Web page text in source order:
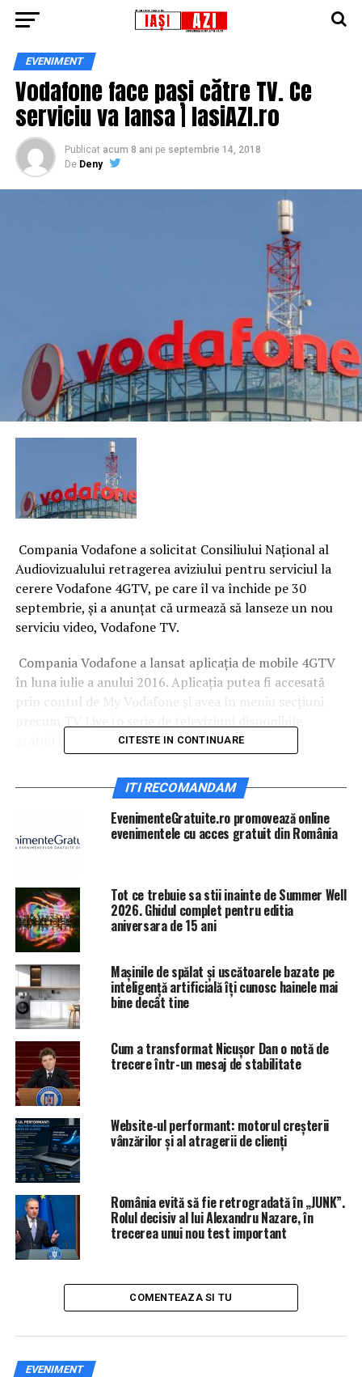
EVENIMENT
Vodafone face pași către TV. Ce
serviciu va lansa | IasiAZI.ro
Publicat acum 8 ani pe septembrie 14, 2018
De Deny
Compania Vodafone a solicitat Consiliului Naţional al
Audiovizualului retragerea aviziului pentru serviciul la
cerere Vodafone 4GTV, pe care îl va închide pe 30
septembrie, şi a anunţat că urmează să lanseze un nou
serviciu video, Vodafone TV.
Compania Vodafone a lansat aplicaţia de mobile 4GTV
în luna iulie a anului 2016. Aplicaţia putea fi accesată
prin contul de My Vodafone şi avea în meniu secţiuni
gratuit), Ghid TV, HBO GO, Zonga şi Filme.
Noul Vodafone TV ar urma să fie lansat din 17
septembrie şi ar fi exclusiv sub forma unei aplicaţii
mobile. În acest context, avocaţii Vodafone au încercat
să-i convingă pe membrii CNA că nu mai este nevoie să
notifice forul în legătură cu lansarea acestui serviciu
Vodafone a cumpărat anul acesta UPC în cadrul unei
tranzacţii de 18,4 miliarde de euro.
SURSA: paginademedia.ro
IasiAZI.ro
ARTICOLE PE ACEIASI TEMA:
URMATORUL
Șoc în presă! Renumit jurnalist român arestat în
Bulgaria! Colegii lui cer ajutorul | IasiAZI.ro
NU RATATI
Ce se întâmplă cu cardurile, țigările și permisele de
conducere după BREXIT | IasiAZI.ro
CITESTE IN CONTINUARE
ITI RECOMANDAM
EvenimenteGratuite.ro promovează online
evenimentele cu acces gratuit din România
Tot ce trebuie sa stii inainte de Summer Well
2026. Ghidul complet pentru editia
aniversara de 15 ani
Mașinile de spălat și uscătoarele bazate pe
inteligență artificială îți cunosc hainele mai
bine decât tine
Cum a transformat Nicușor Dan o notă de
trecere într-un mesaj de stabilitate
Website-ul performant: motorul creșterii
vânzărilor și al atragerii de clienți
România evită să fie retrogradată în „JUNK”.
Rolul decisiv al lui Alexandru Nazare, în
trecerea unui nou test important
COMENTEAZA SI TU
EVENIMENT